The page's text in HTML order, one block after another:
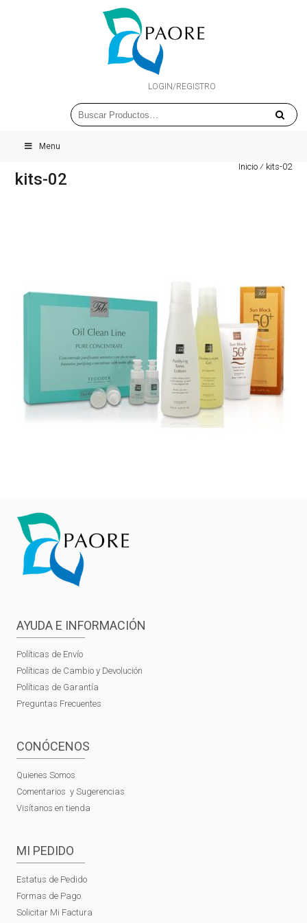
LOGIN/REGISTRO
Menu
Inicio ⁄kits-02
kits-02
AYUDA E INFORMACIÓN
Políticas de Envío
Políticas de Cambio y Devolución
Políticas de Garantía
Preguntas Frecuentes
CONÓCENOS
Quienes Somos
Comentarios y Sugerencias
Visítanos en tienda
MI PEDIDO
Estatus de Pedido
Formas de Pago
Solicitar Mi Factura